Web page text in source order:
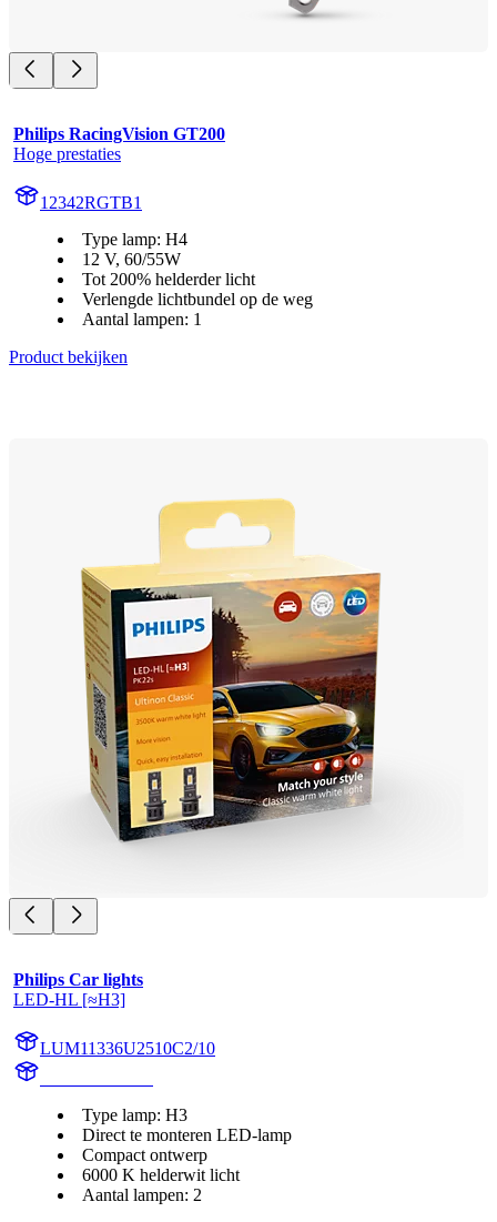
Philips RacingVision GT200
Hoge prestaties
12342RGTB1
Type lamp: H4
12 V, 60/55W
Tot 200% helderder licht
Verlengde lichtbundel op de weg
Aantal lampen: 1
Product bekijken
Philips Car lights
LED-HL [≈H3]
LUM11336U2510C2/10
Type lamp: H3
Direct te monteren LED-lamp
Compact ontwerp
6000 K helderwit licht
Aantal lampen: 2